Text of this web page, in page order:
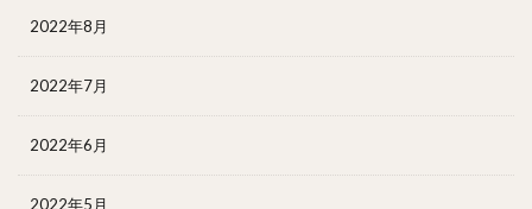
2022年8月
2022年7月
2022年6月
2022年5月